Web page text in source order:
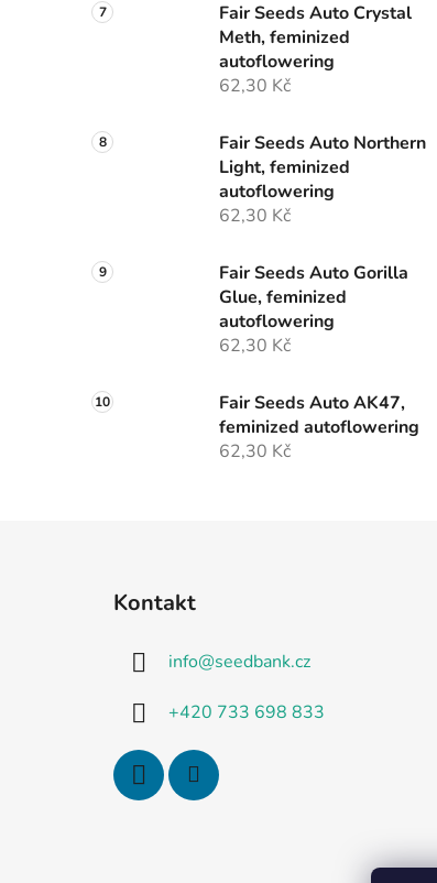
Fair Seeds Auto Crystal
Meth, feminized
autoflowering
62,30 Kč
Fair Seeds Auto Northern
Light, feminized
autoflowering
62,30 Kč
Fair Seeds Auto Gorilla
Glue, feminized
autoflowering
62,30 Kč
Fair Seeds Auto AK47,
feminized autoflowering
62,30 Kč
Kontakt
info@seedbank.cz
+420 733 698 833